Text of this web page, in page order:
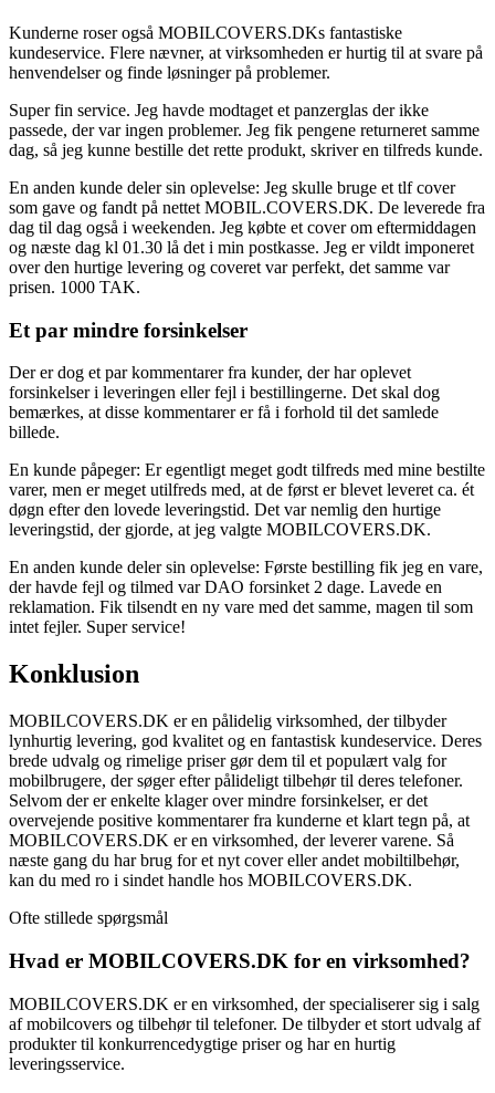
Kunderne roser også MOBILCOVERS.DKs fantastiske
kundeservice. Flere nævner, at virksomheden er hurtig til at svare på
henvendelser og finde løsninger på problemer.
Super fin service. Jeg havde modtaget et panzerglas der ikke
passede, der var ingen problemer. Jeg fik pengene returneret samme
dag, så jeg kunne bestille det rette produkt, skriver en tilfreds kunde.
En anden kunde deler sin oplevelse: Jeg skulle bruge et tlf cover
som gave og fandt på nettet MOBIL.COVERS.DK. De leverede fra
dag til dag også i weekenden. Jeg købte et cover om eftermiddagen
og næste dag kl 01.30 lå det i min postkasse. Jeg er vildt imponeret
over den hurtige levering og coveret var perfekt, det samme var
prisen. 1000 TAK.
Et par mindre forsinkelser
Der er dog et par kommentarer fra kunder, der har oplevet
forsinkelser i leveringen eller fejl i bestillingerne. Det skal dog
bemærkes, at disse kommentarer er få i forhold til det samlede
billede.
En kunde påpeger: Er egentligt meget godt tilfreds med mine bestilte
varer, men er meget utilfreds med, at de først er blevet leveret ca. ét
døgn efter den lovede leveringstid. Det var nemlig den hurtige
leveringstid, der gjorde, at jeg valgte MOBILCOVERS.DK.
En anden kunde deler sin oplevelse: Første bestilling fik jeg en vare,
der havde fejl og tilmed var DAO forsinket 2 dage. Lavede en
reklamation. Fik tilsendt en ny vare med det samme, magen til som
intet fejler. Super service!
Konklusion
MOBILCOVERS.DK er en pålidelig virksomhed, der tilbyder
lynhurtig levering, god kvalitet og en fantastisk kundeservice. Deres
brede udvalg og rimelige priser gør dem til et populært valg for
mobilbrugere, der søger efter pålideligt tilbehør til deres telefoner.
Selvom der er enkelte klager over mindre forsinkelser, er det
overvejende positive kommentarer fra kunderne et klart tegn på, at
MOBILCOVERS.DK er en virksomhed, der leverer varene. Så
næste gang du har brug for et nyt cover eller andet mobiltilbehør,
kan du med ro i sindet handle hos MOBILCOVERS.DK.
Ofte stillede spørgsmål
Hvad er MOBILCOVERS.DK for en virksomhed?
MOBILCOVERS.DK er en virksomhed, der specialiserer sig i salg
af mobilcovers og tilbehør til telefoner. De tilbyder et stort udvalg af
produkter til konkurrencedygtige priser og har en hurtig
leveringsservice.